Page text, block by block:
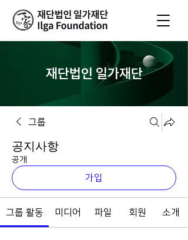
재단법인 일가재단
그룹
공지사항
공개
가입
그룹 활동 미디어 파일 회원 소개